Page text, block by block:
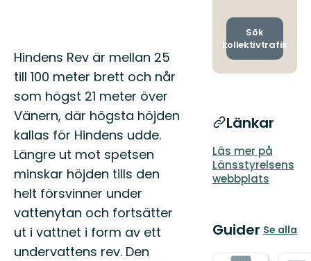
Beskrivning
Hindens Rev är mellan 25
till 100 meter brett och når
som högst 21 meter över
Vänern, där högsta höjden
kallas för Hindens udde.
Längre ut mot spetsen
minskar höjden tills den
helt försvinner under
vattenytan och fortsätter
ut i vattnet i form av ett
undervattens rev. Den
och
Sök
kollektivtrafik
Länkar
Läs mer på
Länsstyrelsens
webbplats
Guider Se alla